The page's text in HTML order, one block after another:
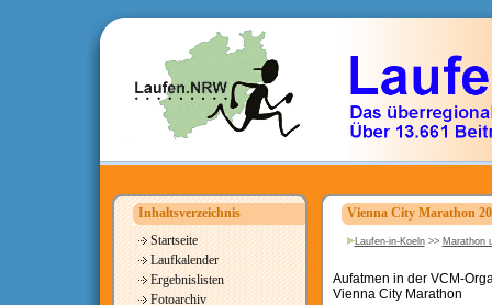
Inhaltsverzeichnis
Startseite
Laufkalender
Ergebnislisten
Fotoarchiv
Vienna City Marathon
Laufen-in-Koeln>> Marathon
Aufatmen in der VCM-
Vienna City Marathon